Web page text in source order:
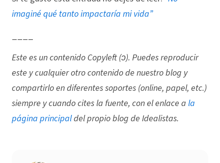
imaginé qué tanto impactaría mi vida”
Este es un contenido Copyleft (ↄ). Puedes reproducir
este y cualquier otro contenido de nuestro blog y
compartirlo en diferentes soportes (online, papel, etc.)
siempre y cuando cites la fuente, con el enlace a la
página principaldel propio blog de Idealistas.